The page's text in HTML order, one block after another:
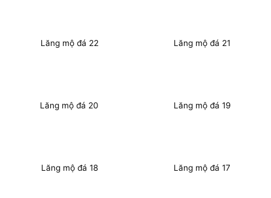
Lăng mộ đá 22 Lăng mộ đá 21
Lăng mộ đá 20 Lăng mộ đá 19
Lăng mộ đá 18 Lăng mộ đá 17